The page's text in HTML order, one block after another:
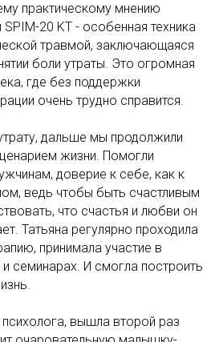
практическому мнению
SPIM-20 KT - особенная техника
травмой, заключающаяся
боли утраты. Это огромная
где без поддержки
очень трудно справится.
дальше мы продолжили
жизни. Помогли
доверие к себе, как к
ведь чтобы быть счастливым
что счастья и любви он
Татьяна регулярно проходила
принимала участие в
и семинарах. И смогла построить
вышла второй раз
институт